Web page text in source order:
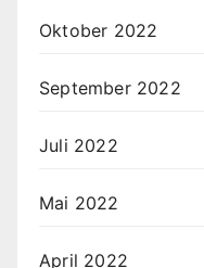
Oktober 2022
September 2022
Juli 2022
Mai 2022
April 2022